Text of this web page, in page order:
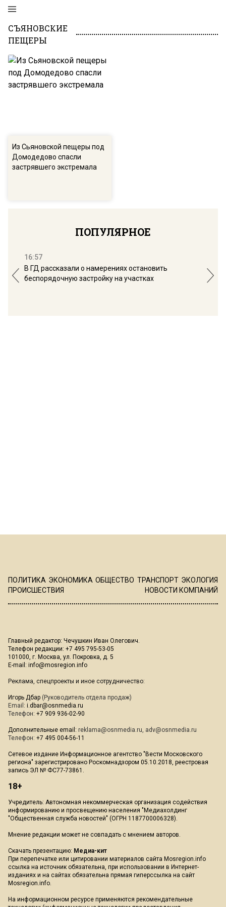
СЪЯНОВСКИЕ
ПЕЩЕРЫ
Из Сьяновской пещеры под
Домодедово спасли
застрявшего экстремала
ПОПУЛЯРНОЕ
16:57
В ГД рассказали о намерениях остановить
беспорядочную застройку на участках
ПОЛИТИКА ЭКОНОМИКА ОБЩЕСТВО ТРАНСПОРТ ЭКОЛОГИЯ
ПРОИСШЕСТВИЯ
НОВОСТИ КОМПАНИЙ
Главный редактор: Чечушкин Иван Олегович.
Телефон редакции: +7 495 795-53-05
101000, г. Москва, ул. Покровка, д. 5
E-mail: info@mosregion.info
Реклама, спецпроекты и иное сотрудничество:
Игорь Дбар (Руководитель отдела продаж)
Email: i.dbar@osnmedia.ru
Телефон: +7 909 936-02-90
Дополнительные email: reklama@osnmedia.ru, adv@osnmedia.ru
Телефон: +7 495 004-56-11
Сетевое издание Информационное агентство "Вести Московского
региона" зарегистрировано Роскомнадзором 05.10.2018, реестровая
запись ЭЛ № ФС77-73861.
18+
Учредитель: Автономная некоммерческая организация содействия
информированию и просвещению населения "Медиахолдинг
"Общественная служба новостей" (ОГРН 1187700006328).
Мнение редакции может не совпадать с мнением авторов.
Скачать презентацию: Медиа-кит
При перепечатке или цитировании материалов сайта Mosregion.info
ссылка на источник обязательна, при использовании в Интернет-
изданиях и на сайтах обязательна прямая гиперссылка на сайт
Mosregion.info.
На информационном ресурсе применяются рекомендательные